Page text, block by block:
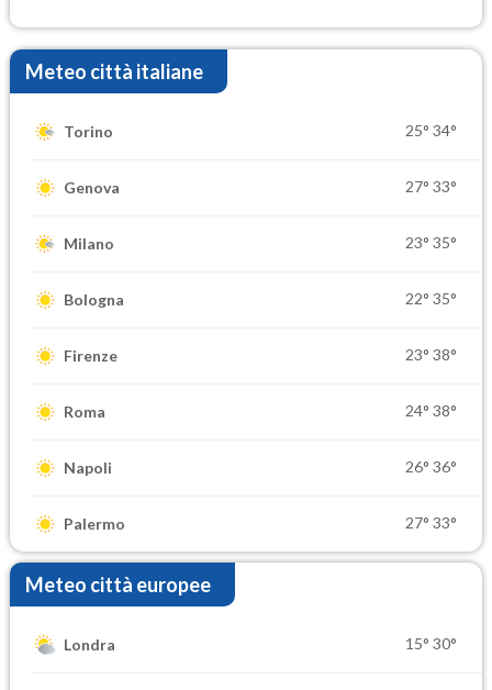
Meteo città italiane
Torino 25° 34°
Genova 27° 33°
Milano 23° 35°
Bologna 22° 35°
Firenze 23° 38°
Roma 24° 38°
Napoli 26° 36°
Palermo 27° 33°
Meteo città europee
Londra 15° 30°